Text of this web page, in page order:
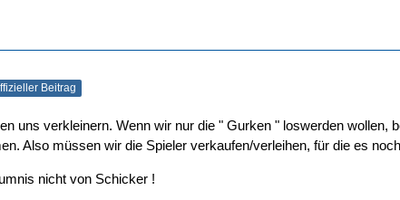
Beitrag
uns verkleinern. Wenn wir nur die " Gurken " loswerden wollen,
Also müssen wir die Spieler verkaufen/verleihen, für die es
nicht von Schicker !